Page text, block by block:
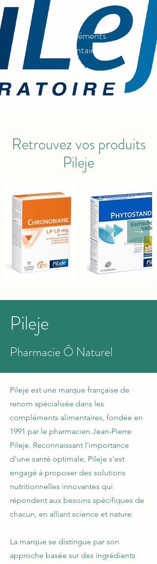
Compléments
alimentaires
Retrouvez vos produits
Pileje
Pileje
Pharmacie Ô Naturel
Pileje est une marque française de
renom spécialisée dans les
compléments alimentaires, fondée en
1991 par le pharmacien Jean-Pierre
Pileje. Reconnaissant l'importance
d'une santé optimale, Pileje s'est
engagé à proposer des solutions
nutritionnelles innovantes qui
répondent aux besoins spécifiques de
chacun, en alliant science et nature.
La marque se distingue par son
approche basée sur des ingrédients